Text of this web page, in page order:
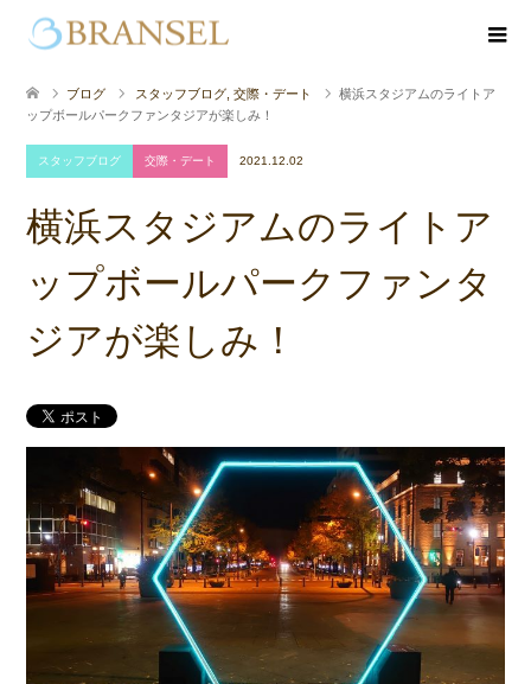
ブログ スタッフブログ 交際・デート
横浜スタジアムのライトア
ップボールパークファンタジアが楽しみ！
スタッフブログ 交際・デート 2021.12.02
横浜スタジアムのライトア
ップボールパークファンタ
ジアが楽しみ！